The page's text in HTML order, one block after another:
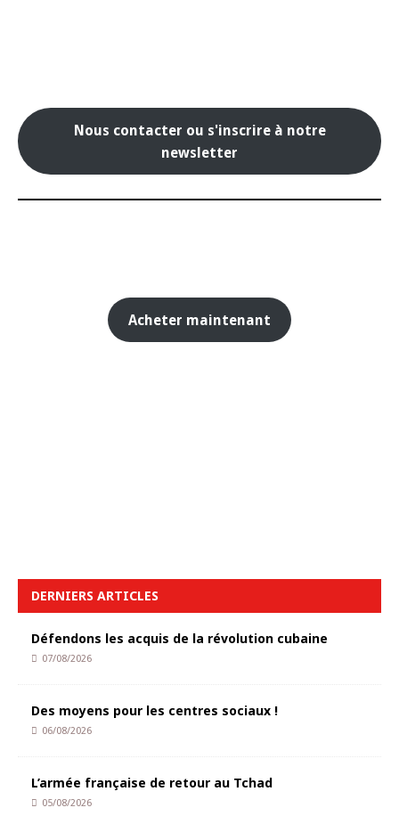
Nous contacter ou s'inscrire à notre
newsletter
Acheter maintenant
DERNIERS ARTICLES
Défendons les acquis de la révolution cubaine
07/08/2026
Des moyens pour les centres sociaux !
06/08/2026
L’armée française de retour au Tchad
05/08/2026